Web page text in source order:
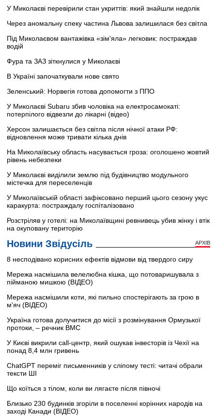
У Миколаєві перевірили стан укриттів: який знайшли недолік
Через аномальну спеку частина Львова залишилася без світла
Під Миколаєвом вантажівка «зім'яла» легковик: постраждав
водій
Фура та ЗАЗ зіткнулися у Миколаєві
В Україні започаткували нове свято
Зеленський: Норвегія готова допомогти з ППО
У Миколаєві Subaru збив чоловіка на електросамокаті:
потерпілого відвезли до лікарні (відео)
Херсон залишається без світла після нічної атаки РФ:
відновлення може тривати кілька днів
На Миколаївську область насувається гроза: оголошено жовтий
рівень небезпеки
У Миколаєві виділили землю під будівництво модульного
містечка для переселенців
У Миколаївській області зафіксовано перший цього сезону укус
каракурта: постраждалу госпіталізовано
Розстріляв у готелі: на Миколаївщині ревнивець убив жінку і втік
на окуповану територію
Новини Звідусіль АРХІВ
8 несподівано корисних ефектів відмови від твердого сиру
Мережа насмішила велелюбна кішка, що потоваришувала з
пійманою мишкою (ВІДЕО)
Мережа насмішили коти, які пильно спостерігають за грою в
м'яч (ВІДЕО)
Україна готова долучитися до місії з розмінування Ормузької
протоки, – речник ВМС
У Києві викрили call-центр, який ошукав інвесторів із Чехії на
понад 8,4 млн гривень
ChatGPT переміг письменників у сліпому тесті: читачі обрали
тексти ШІ
Що коїться з тілом, коли ви лягаєте після півночі
Близько 230 будинків згоріли в поселенні корінних народів на
заході Канади (ВІДЕО)